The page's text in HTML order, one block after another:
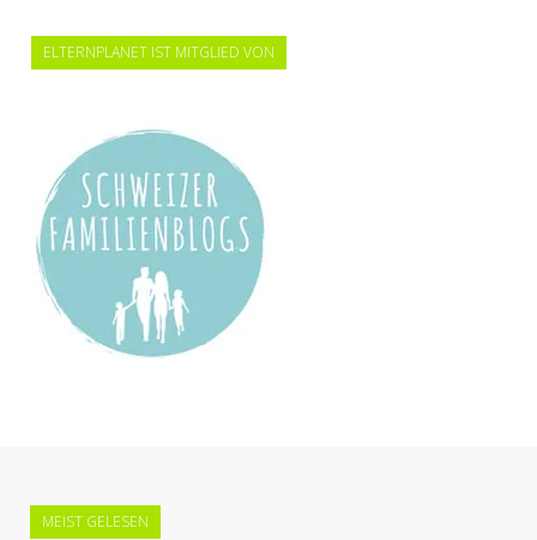
ELTERNPLANET IST MITGLIED VON
MEIST GELESEN